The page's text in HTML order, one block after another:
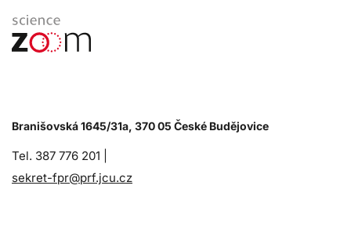
Branišovská 1645/31a, 370 05 České Budějovice
Tel. 387 776 201 |
sekret-fpr@prf.jcu.cz